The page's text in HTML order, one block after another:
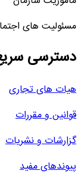
مسئولیت های
دسترسی
هیات های تجاری
قوانین و مقررات
گزارشات و نشریات
پیوندهای مفید